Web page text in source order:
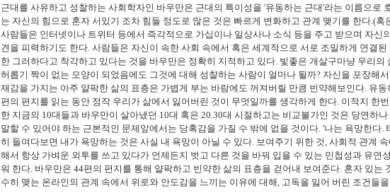
근대를 사유하고 성찰하는 사회학자인 바우만은 근대의 특이성을 '유동하는 근대'라는 이름으로
는 자신의 힘으로 혼자 서있기 조차 힘들 정도로 많은 것은 빠르게 변화하고 관계 맺기를 한다.(혹
사람들은 인터넷이나 트위터 등에서 즉각적으로 가십이나 일상사나 소식 등을 주고 받으며 자신
견을 피력하기도 한다. 사람들은 자신이 속한 사회 속에서 혹은 세계적으로 서로 조밀하게 연결
한 그러하다고 착각하고 있다는 것을 바우만은 정확히 지적하고 있다. 빛좋은 개살구마냥 우리의
허롭기 짝이 없는 모양이 되었음에도 그것에 대해 성찰하는 사람이 얼마나 될까? 자신을 포장해
재감을 가지는 아주 얄팍한 삶의 표층은 가볍게 부는 바람에도 꺼져버릴 만큼 빈약해보인다. 유
편의 편지를 읽는 동안 정작 우리가 삶에서 잃어버린 것이 무엇일까를 생각하게 한다. 이적지 한
한 지금의 10대들과 바우만이 살아냈던 10대 혹은 20.30대 시절하고는 비교불가인 것은 당연하
말할 수 있어야 하는 근본적인 문제앞에서는 당혹감을 가질 수 밖에 없을 것이다. '나는 욕망한다.
히 들여다보면 내가 욕망하는 것은 사실 내 욕망이 아닐 수 있다. 보여주기 위한 것, 사회적 관계
해서 항상 가벼운 외투를 쓰고 있다가 언제든지 벗고 다른 것을 바꿔 입을 수 있는 민첩성과 유연
워 한다. 바우만은 44편의 편지를 통해 얄팍하고 빈약한 삶의 표층을 걷어내 보여준다. 혼자 있는
수히 맺는 온라인의 관계 속에서 위로와 안도감을 느끼는 이유에 대해, 고독을 잃어 버린 조건들